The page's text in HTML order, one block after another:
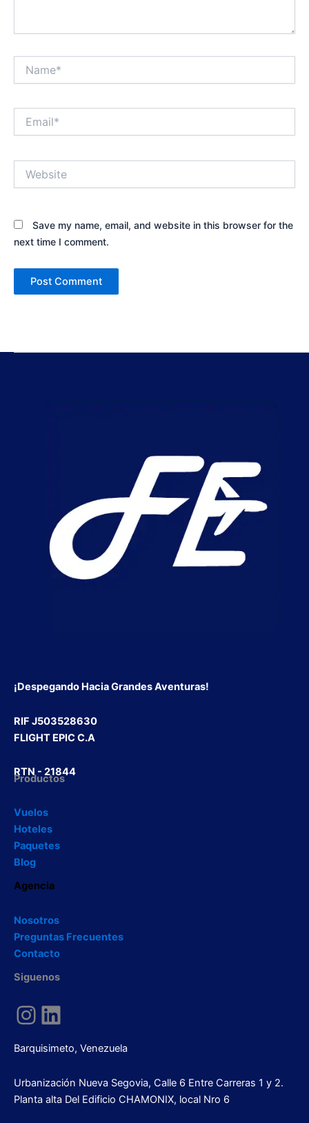
Save my name, email, and website in this browser for the
next time I comment.
¡Despegando Hacia Grandes Aventuras!
RIF J503528630
FLIGHT EPIC C.A
RTN - 21844
Productos
Vuelos
Hoteles
Paquetes
Blog
Agencia
Nosotros
Preguntas Frecuentes
Contacto
Siguenos
Instagram LinkedIn
Barquisimeto, Venezuela
Urbanización Nueva Segovia, Calle 6 Entre Carreras 1 y 2.
Planta alta Del Edificio CHAMONIX, local Nro 6